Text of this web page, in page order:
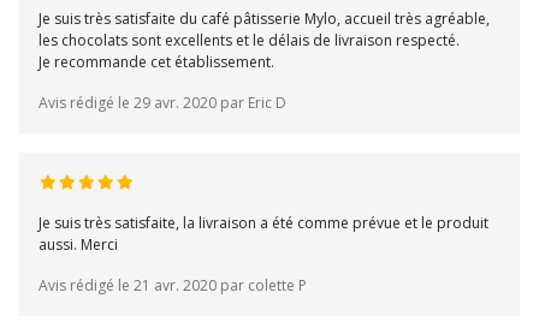
Je suis très satisfaite du café pâtisserie Mylo, accueil très agréable,
les chocolats sont excellents et le délais de livraison respecté.
Je recommande cet établissement.
Avis rédigé le 29 avr. 2020 par Eric D
Je suis très satisfaite, la livraison a été comme prévue et le produit
aussi. Merci
Avis rédigé le 21 avr. 2020 par colette P